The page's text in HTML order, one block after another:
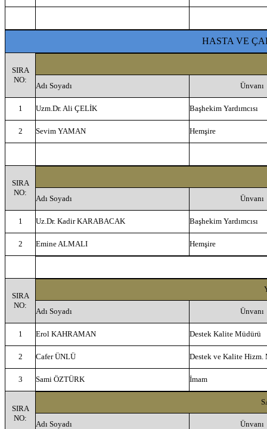
HASTA VE
SIRA
NO:
Adı Soyadı Ünvanı
1 Uzm.Dr. Ali ÇELİK Başhekim Yardımcısı
2 Sevim YAMAN Hemşire
SIRA
NO:
Adı Soyadı Ünvanı
1 Uz.Dr. Kadir KARABACAK Başhekim Yardımcısı
2 Emine ALMALI Hemşire
SIRA
NO:
Adı Soyadı Ünvanı
1 Erol KAHRAMAN Destek Kalite Müdürü
2 Cafer ÜNLÜ Destek ve Kalite Hizm.
3 Sami ÖZTÜRK İmam
SIRA
NO:
Adı Soyadı Ünvanı